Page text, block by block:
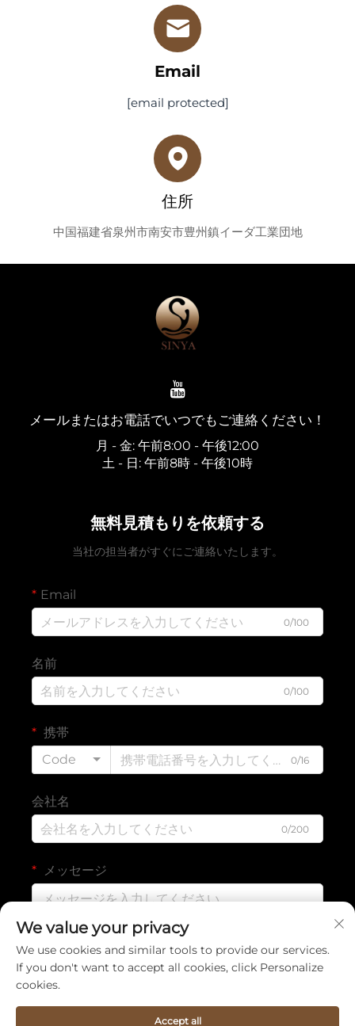
Email
[email protected]
住所
中国福建省泉州市南安市豊州鎮イーダ工業団地
メールまたはお電話でいつでもご連絡ください！
月 - 金: 午前8:00 - 午後12:00
土 - 日: 午前8時 - 午後10時
無料見積もりを依頼する
当社の担当者がすぐにご連絡いたします。
Email
0/100
名前
0/100
携帯
Code
0/16
会社名
0/200
メッセージ
0/1000
We value your privacy
We use cookies and similar tools to provide our services.
If you don't want to accept all cookies, click Personalize
cookies.
Accept all